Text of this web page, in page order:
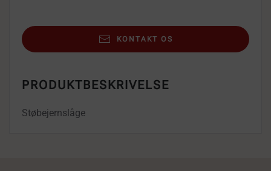
KONTAKT OS
PRODUKTBESKRIVELSE
Støbejernslåge